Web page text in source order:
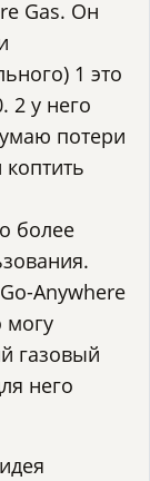
Gas. Он
1 это
2 у него
потери
более
Anywhere
могу
газовый
него